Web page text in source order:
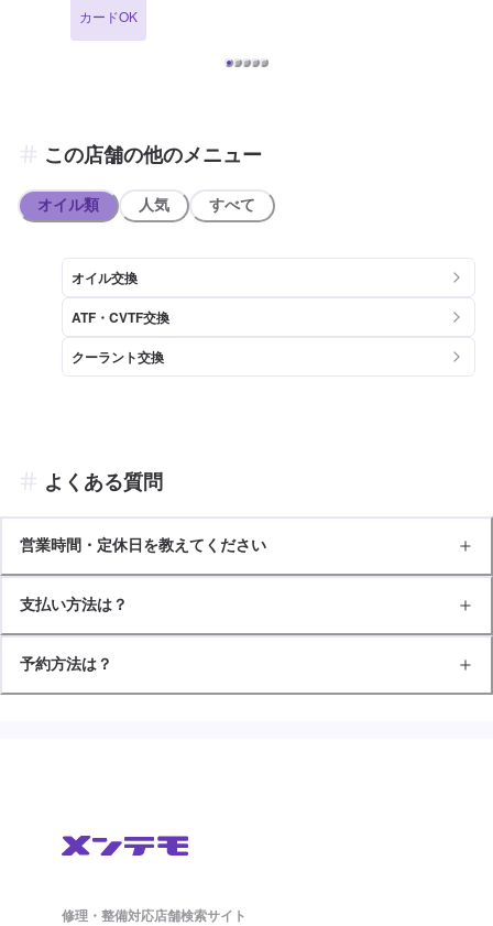
です。
カードOK
この店舗の他のメニュー
オイル類 人気 すべて
オイル交換
ATF・CVTF交換
クーラント交換
よくある質問
営業時間・定休日を教えてください
支払い方法は？
予約方法は？
修理・整備対応店舗検索サイト